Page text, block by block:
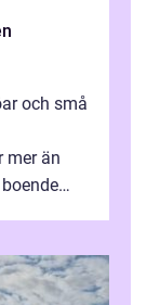
och små
mer än